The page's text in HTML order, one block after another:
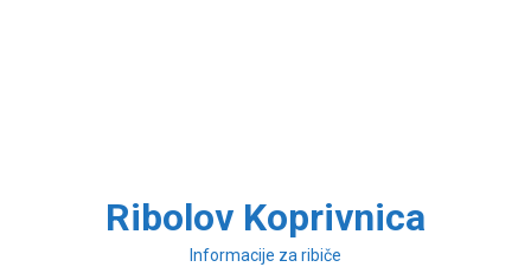
Ribolov Koprivnica
Informacije za ribiče